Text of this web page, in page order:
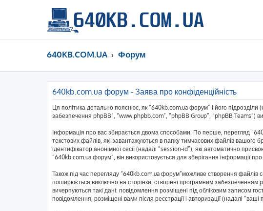
640KB.COM.UA Форум
640kb.com.ua форум - Заява про конфіденційність
Ця політика детально пояснює, як “640kb.com.ua форум” і його
забезпечення phpBB”, “www.phpbb.com”, “phpBB Group”, “phpBB Teams”)
Інформація про вас збирається двома способами. По перше, перегляд
текстових файлів, які завантажуються в папку тимчасових файлів
ідентифікатор анонімної сесії (надалі “session-id”), які автоматично
“640kb.com.ua форум”, він використовується для зберігання інформації
Також під час перегляду “640kb.com.ua форум”можливе створення файлів
поширюється виключно на сторінки, створені програмним забезпеченням
вичерпуються такі дані: повідомлення розміщені під обліковим записом
повідомлення, розміщені вами після реєстрації і авторизації (надалі “ваші